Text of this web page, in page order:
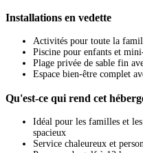
Installations en vedette
Activités pour toute la
Piscine pour enfants et
Plage privée de sable fin
Espace bien-être complet
Qu'est-ce qui rend cet
Idéal pour les familles et les
spacieux
Service chaleureux et